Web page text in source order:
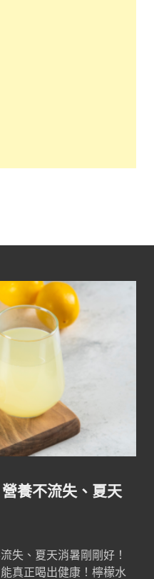
養不流失、夏天
失、夏天消暑剛剛好！
真正喝出健康！檸檬水